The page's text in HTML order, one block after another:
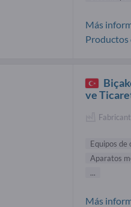
Más
Productos
ve
Equipos de
Aparatos
...
Más